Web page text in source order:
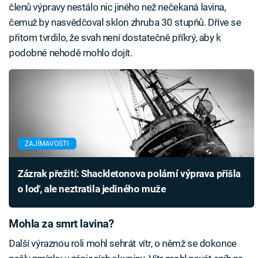
členů výpravy nestálo nic jiného než nečekaná lavina,
čemuž by nasvědčoval sklon zhruba 30 stupňů. Dříve se
přitom tvrdilo, že svah není dostatečně příkrý, aby k
podobné nehodě mohlo dojít.
ZAJÍMAVOSTI
Zázrak přežití: Shackletonova polární výprava přišla
o loď, ale neztratila jediného muže
Mohla za smrt lavina?
Další výraznou roli mohl sehrát vítr, o němž se dokonce